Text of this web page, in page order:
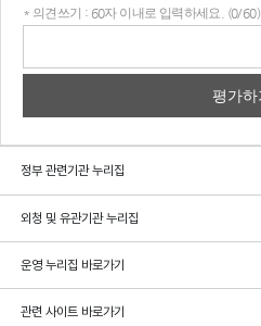
* 의견쓰기 : 60자 이내로 입력하세요. (0/60)
정부 관련기관 누리집
외청 및 유관기관 누리집
운영 누리집 바로가기
관련 사이트 바로가기